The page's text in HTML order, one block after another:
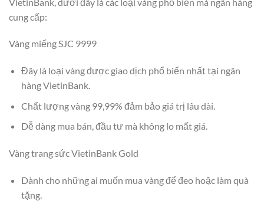
cung cấp:
Vàng miếng SJC 9999
Đây là loại vàng được giao dịch phổ biến nhất tại ngân
hàng VietinBank.
Chất lượng vàng 99,99% đảm bảo giá trị lâu dài.
Dễ dàng mua bán, đầu tư mà không lo mất giá.
Vàng trang sức VietinBank Gold
Dành cho những ai muốn mua vàng để đeo hoặc làm quà
tặng.